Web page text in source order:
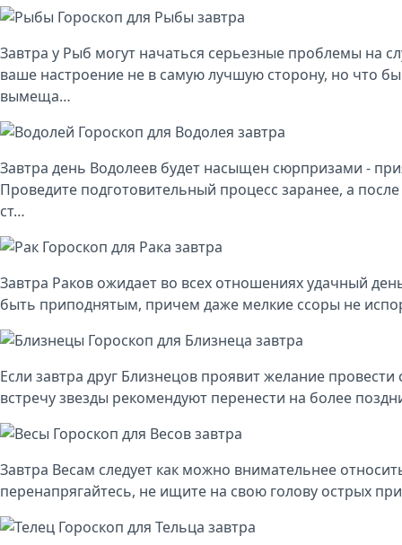
Гороскоп для Рыбы завтра
Завтра у Рыб могут начаться серьезные проблемы на
ваше настроение не в самую лучшую сторону, но что
вымеща…
Гороскоп для Водолея завтра
Завтра день Водолеев будет насыщен сюрпризами -
Проведите подготовительный процесс заранее, а
ст…
Гороскоп для Рака завтра
Завтра Раков ожидает во всех отношениях удачный
быть приподнятым, причем даже мелкие ссоры не
Гороскоп для Близнеца завтра
Если завтра друг Близнецов проявит желание
встречу звезды рекомендуют перенести на более
Гороскоп для Весов завтра
Завтра Весам следует как можно внимательнее
перенапрягайтесь, не ищите на свою голову острых
Гороскоп для Тельца завтра